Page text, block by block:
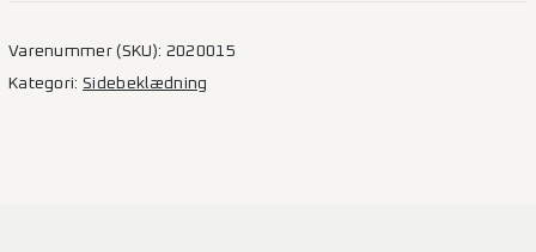
2SD
Varenummer (SKU): 2020015
Kategori:Sidebeklædning